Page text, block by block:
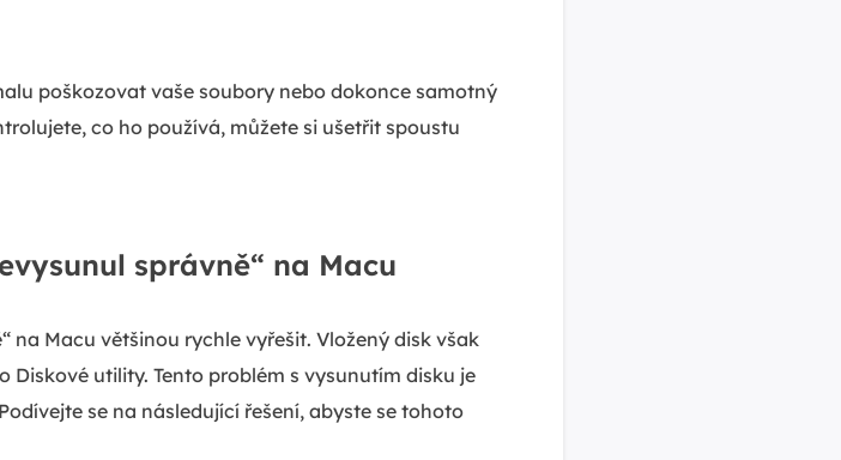
poškozovat vaše soubory nebo dokonce samotný
co ho používá, můžete si ušetřit spoustu
správně“ na Macu
na Macu většinou rychle vyřešit. Vložený disk však
utility. Tento problém s vysunutím disku je
se na následující řešení, abyste se tohoto